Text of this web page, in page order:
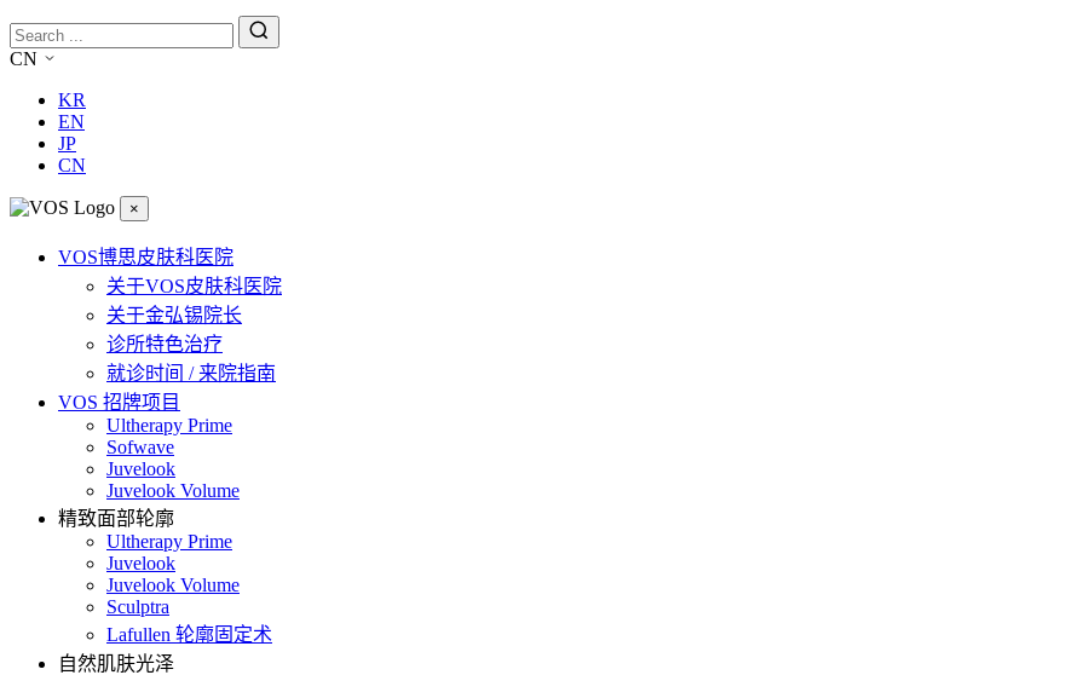
CN
KR
EN
JP
CN
×
VOS博思皮肤科医院
关于VOS皮肤科医院
关于金弘锡院长
诊所特色治疗
就诊时间 / 来院指南
VOS 招牌项目
Ultherapy Prime
Sofwave
Juvelook
Juvelook Volume
精致面部轮廓
Ultherapy Prime
Juvelook
Juvelook Volume
Sculptra
Lafullen 轮廓固定术
自然肌肤光泽